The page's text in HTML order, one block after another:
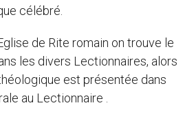
célébré.
de Rite romain on trouve le
les divers Lectionnaires, alors
est présentée dans
au Lectionnaire .